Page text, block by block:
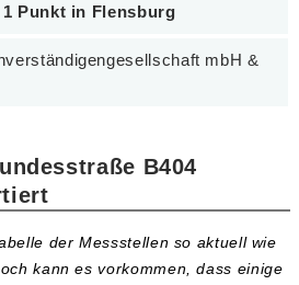
1 Punkt in Flensburg
mbH &
B404
der Messstellen so aktuell wie
kann es vorkommen, dass einige